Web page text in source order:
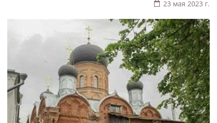
23 мая 2023 г.